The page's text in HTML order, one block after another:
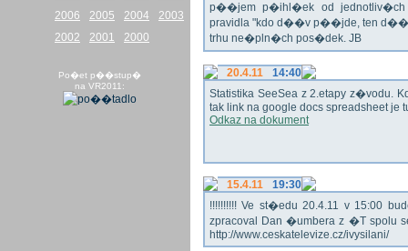
2006
2005 2004
2003
2002
2001 2000
Po�et p��stup�
na VR2011:
p��jem p�ihl�ek od
pravidla "kdo d��v p��jde, ten
trhu ne�pln�ch pos�dek. JB
20.4.11
14:40
Statistika SeeSea z 2.etapy z�vodu.
tak link na google docs spreadsheet je
Odkaz na dokument
15.4.11
19:30
!!!!!!!!!! Ve st�edu 20.4.11 v 15:00
zpracoval Dan �umbera z �T spolu
http://www.ceskatelevize.cz/ivysilani/